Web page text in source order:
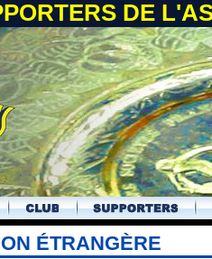
DE
ÉTRANGÈRE